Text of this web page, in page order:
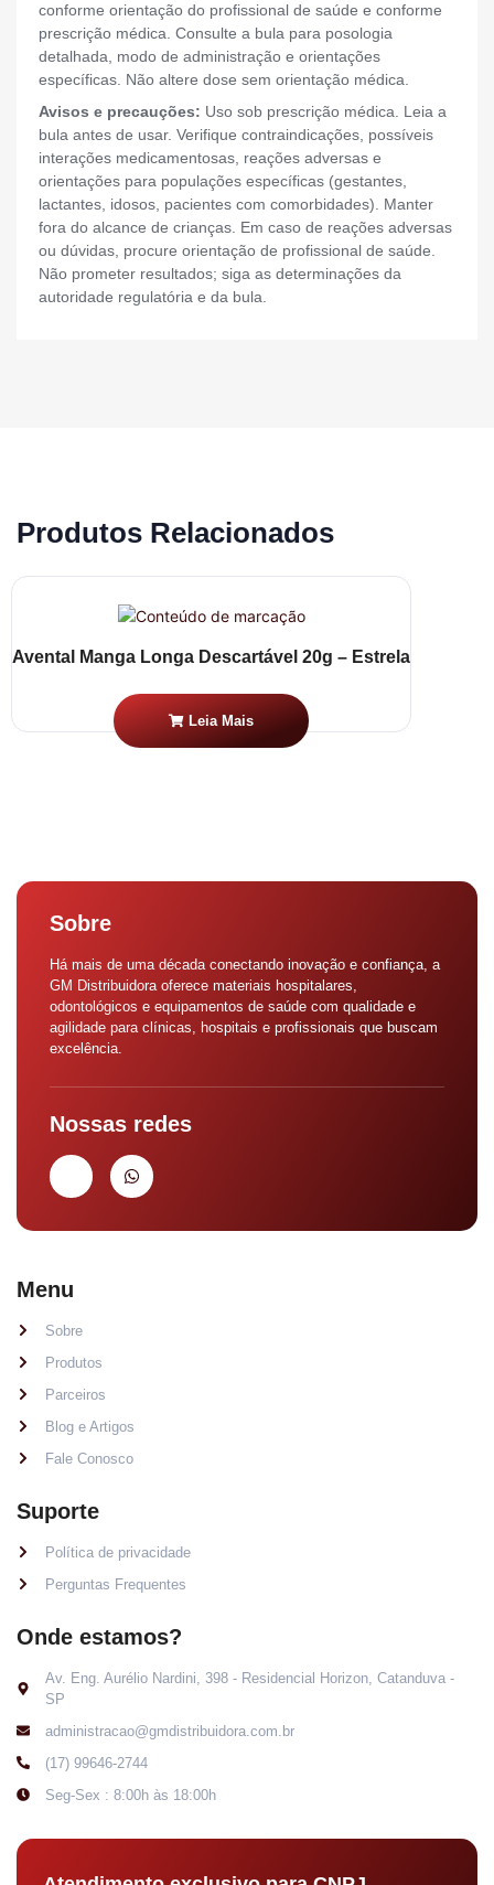
conforme orientação do profissional de saúde e conforme
prescrição médica. Consulte a bula para posologia
detalhada, modo de administração e orientações
específicas. Não altere dose sem orientação médica.
Avisos e precauções: Uso sob prescrição médica. Leia a
bula antes de usar. Verifique contraindicações, possíveis
interações medicamentosas, reações adversas e
orientações para populações específicas (gestantes,
lactantes, idosos, pacientes com comorbidades). Manter
fora do alcance de crianças. Em caso de reações adversas
ou dúvidas, procure orientação de profissional de saúde.
Não prometer resultados; siga as determinações da
autoridade regulatória e da bula.
Produtos Relacionados
Avental Manga Longa Descartável 20g – Estrela
Leia Mais
Sobre
Há mais de uma década conectando inovação e confiança, a
GM Distribuidora oferece materiais hospitalares,
odontológicos e equipamentos de saúde com qualidade e
agilidade para clínicas, hospitais e profissionais que buscam
excelência.
Nossas redes
Menu
Sobre
Produtos
Parceiros
Blog e Artigos
Fale Conosco
Suporte
Política de privacidade
Perguntas Frequentes
Onde estamos?
Av. Eng. Aurélio Nardini, 398 - Residencial Horizon, Catanduva -
SP
administracao@gmdistribuidora.com.br
(17) 99646-2744
Seg-Sex : 8:00h às 18:00h